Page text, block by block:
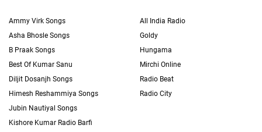
Ammy Virk Songs
Asha Bhosle Songs
B Praak Songs
Best Of Kumar Sanu
Diljit Dosanjh Songs
Himesh Reshammiya Songs
Jubin Nautiyal Songs
Kishore Kumar Radio Barfi
All India Radio
Goldy
Hungama
Mirchi Online
Radio Beat
Radio City